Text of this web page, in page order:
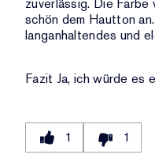
zuverlässig. Die
schön dem Hautton
langanhaltendes und
Fazit Ja, ich würde es
1 1